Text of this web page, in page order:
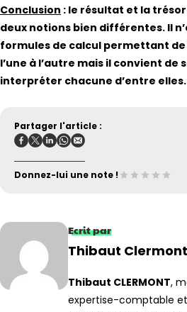
Conclusion : le résultat et la
deux notions bien différentes. Il
formules de calcul permettant de
l’une à l’autre mais il convient de
interpréter chacune d’entre elles.
Partager l'article :
Donnez-lui une note !
Ecrit par
Thibaut Clermont
Thibaut CLERMONT,
expertise-comptable